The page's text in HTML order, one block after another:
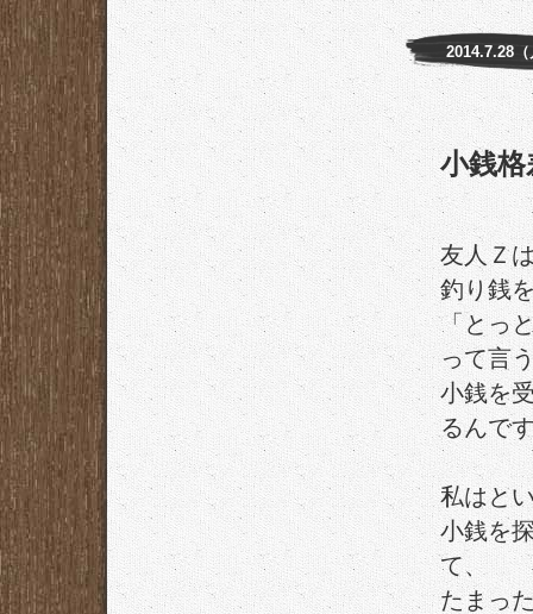
2014.7.28（
小銭
友人Ｚ
釣り銭
「とっ
って言
小銭を
るんで
私はと
小銭を
て、
たまっ